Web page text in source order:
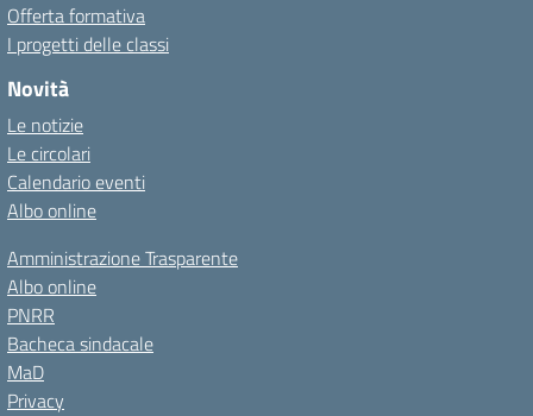
Offerta formativa
I progetti delle classi
Novità
Le notizie
Le circolari
Calendario eventi
Albo online
Amministrazione Trasparente
Albo online
PNRR
Bacheca sindacale
MaD
Privacy